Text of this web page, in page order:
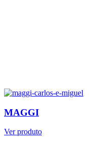
MAGGI
Ver produto